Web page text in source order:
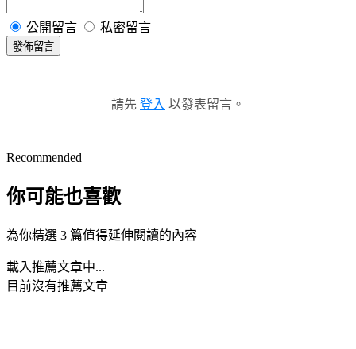
公開留言 私密留言
發佈留言
請先 登入 以發表留言。
Recommended
你可能也喜歡
為你精選 3 篇值得延伸閱讀的內容
載入推薦文章中...
目前沒有推薦文章